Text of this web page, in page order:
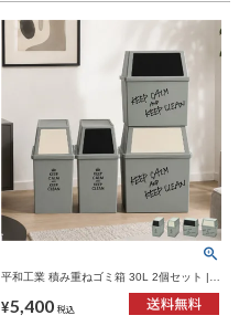
平和工業 積み重ねゴミ箱 30L 2個セット |
¥5,400 税込